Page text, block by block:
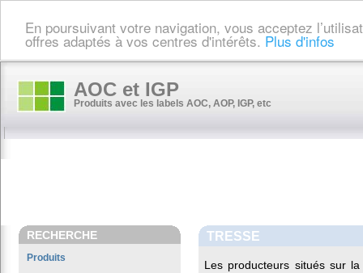
En poursuivant votre navigation, vous acceptez
offres adaptés à vos centres d'intérêts. Plus d'infos
AOC et IGP
Produits avec les labels AOC, AOP, IGP, etc
RECHERCHE
Produits
TRESSE
Les producteurs situés sur